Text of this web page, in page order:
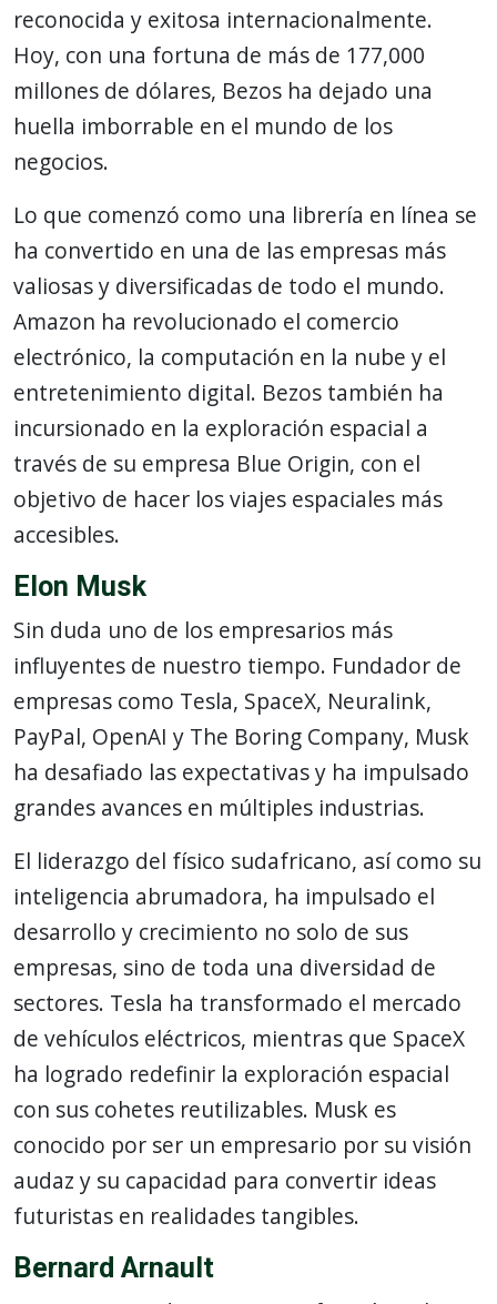
reconocida y exitosa internacionalmente.
Hoy, con una fortuna de más de 177,000
millones de dólares, Bezos ha dejado una
huella imborrable en el mundo de los
negocios.
Lo que comenzó como una librería en línea se
ha convertido en una de las empresas más
valiosas y diversificadas de todo el mundo.
Amazon ha revolucionado el comercio
electrónico, la computación en la nube y el
entretenimiento digital. Bezos también ha
incursionado en la exploración espacial a
través de su empresa Blue Origin, con el
objetivo de hacer los viajes espaciales más
accesibles.
Elon Musk
Sin duda uno de los empresarios más
influyentes de nuestro tiempo. Fundador de
empresas como Tesla, SpaceX, Neuralink,
PayPal, OpenAI y The Boring Company, Musk
ha desafiado las expectativas y ha impulsado
grandes avances en múltiples industrias.
El liderazgo del físico sudafricano, así como su
inteligencia abrumadora, ha impulsado el
desarrollo y crecimiento no solo de sus
empresas, sino de toda una diversidad de
sectores. Tesla ha transformado el mercado
de vehículos eléctricos, mientras que SpaceX
ha logrado redefinir la exploración espacial
con sus cohetes reutilizables. Musk es
conocido por ser un empresario por su visión
audaz y su capacidad para convertir ideas
futuristas en realidades tangibles.
Bernard Arnault